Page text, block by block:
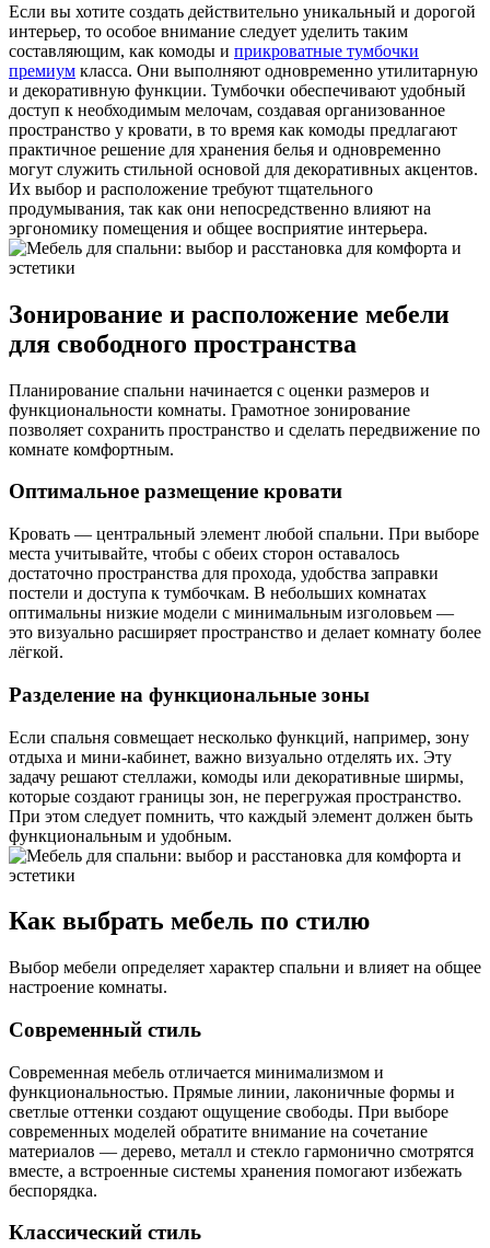
Если вы хотите создать действительно уникальный и дорогой
интерьер, то особое внимание следует уделить таким
составляющим, как комоды и прикроватные тумбочки
премиум класса. Они выполняют одновременно утилитарную
и декоративную функции. Тумбочки обеспечивают удобный
доступ к необходимым мелочам, создавая организованное
пространство у кровати, в то время как комоды предлагают
практичное решение для хранения белья и одновременно
могут служить стильной основой для декоративных акцентов.
Их выбор и расположение требуют тщательного
продумывания, так как они непосредственно влияют на
эргономику помещения и общее восприятие интерьера.
Зонирование и расположение мебели
для свободного пространства
Планирование спальни начинается с оценки размеров и
функциональности комнаты. Грамотное зонирование
позволяет сохранить пространство и сделать передвижение по
комнате комфортным.
Оптимальное размещение кровати
Кровать — центральный элемент любой спальни. При выборе
места учитывайте, чтобы с обеих сторон оставалось
достаточно пространства для прохода, удобства заправки
постели и доступа к тумбочкам. В небольших комнатах
оптимальны низкие модели с минимальным изголовьем —
это визуально расширяет пространство и делает комнату более
лёгкой.
Разделение на функциональные зоны
Если спальня совмещает несколько функций, например, зону
отдыха и мини-кабинет, важно визуально отделять их. Эту
задачу решают стеллажи, комоды или декоративные ширмы,
которые создают границы зон, не перегружая пространство.
При этом следует помнить, что каждый элемент должен быть
функциональным и удобным.
Как выбрать мебель по стилю
Выбор мебели определяет характер спальни и влияет на общее
настроение комнаты.
Современный стиль
Современная мебель отличается минимализмом и
функциональностью. Прямые линии, лаконичные формы и
светлые оттенки создают ощущение свободы. При выборе
современных моделей обратите внимание на сочетание
материалов — дерево, металл и стекло гармонично смотрятся
вместе, а встроенные системы хранения помогают избежать
беспорядка.
Классический стиль